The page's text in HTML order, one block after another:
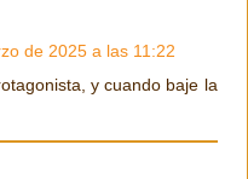
de 2025 a las 11:22
y cuando baje la